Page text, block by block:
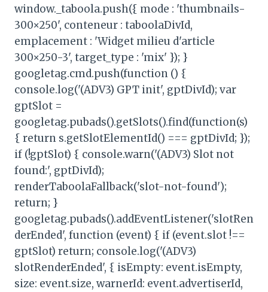
window._taboola.push({ mode : 'thumbnails-
300×250', conteneur : taboolaDivId,
emplacement : 'Widget milieu d'article
300×250-3', target_type : 'mix' }); }
googletag.cmd.push(function () {
console.log('(ADV3) GPT init', gptDivId); var
gptSlot =
googletag.pubads().getSlots().find(function(s)
{ return s.getSlotElementId() === gptDivId; });
if (!gptSlot) { console.warn('(ADV3) Slot not
found:', gptDivId);
renderTaboolaFallback('slot-not-found');
return; }
googletag.pubads().addEventListener('slotRen
derEnded', function (event) { if (event.slot !==
gptSlot) return; console.log('(ADV3)
slotRenderEnded', { isEmpty: event.isEmpty,
size: event.size, warnerId: event.advertiserId,